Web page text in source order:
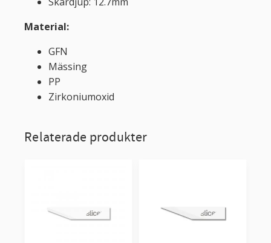
Material:
GFN
Mässing
PP
Zirkoniumoxid
Relaterade produkter